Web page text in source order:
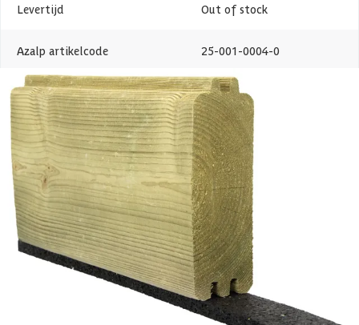
Levertijd Out of stock
Azalp artikelcode 25-001-0004-0
EAN-code 1025001000407
4,5/5bij Trustpilot
Luxe assortimenttegen scherpe prijzen
Maatwerk:We maken het betaalbaar.
02-808 7100
Direct antwoord
Chat met ons